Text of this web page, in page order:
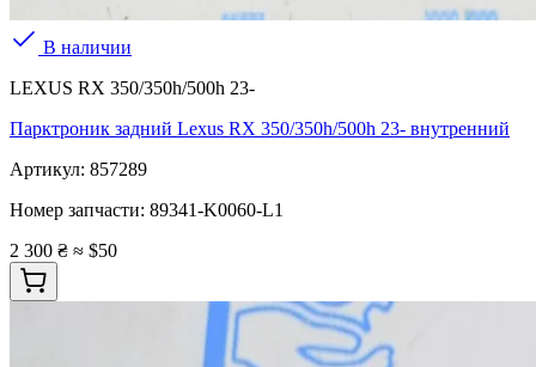
В наличии
LEXUS RX 350/350h/500h 23-
Парктроник задний Lexus RX 350/350h/500h 23- внутренний
Артикул: 857289
Номер запчасти: 89341-K0060-L1
2 300 ₴ ≈ $50